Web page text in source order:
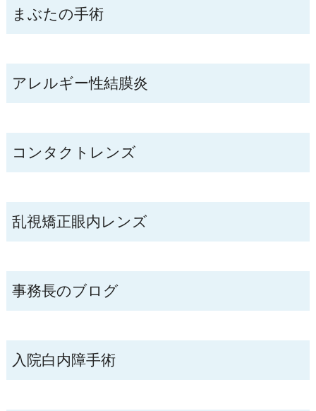
まぶたの手術
アレルギー性結膜炎
コンタクトレンズ
乱視矯正眼内レンズ
事務長のブログ
入院白内障手術